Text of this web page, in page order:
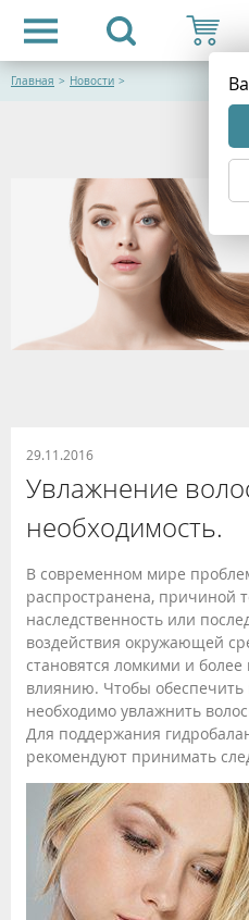
Главная > Новости >
29.11.2016
Увлажнение
необходимость.
В современном мире
распространена, причиной
наследственность или
воздействия окружающей
становятся ломкими и
влиянию. Чтобы
необходимо увлажнить
Для поддержания
рекомендуют принимать